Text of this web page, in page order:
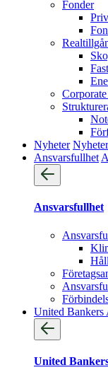
Fonder
Nyheter Nyheter
Ansvarsfullhet
Ansvarsfullhet
United Bankers
United